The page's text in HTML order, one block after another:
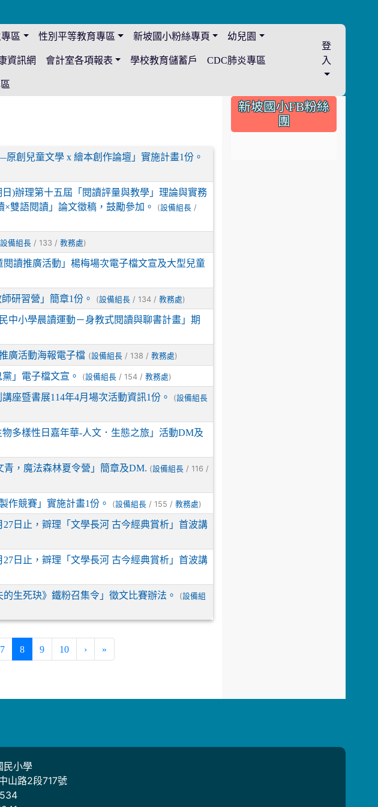
區 性別平等教育專區 新坡國小粉絲專頁 幼兒園
資訊網 會計室各項報表 學校教育儲蓄戶 CDC肺炎專區
登
入
創兒童文學 x 繪本創作論壇」實施計畫1份。
)辦理第十五屆「閱讀評量與教學」理論與實務
雙語閱讀」論文徵稿，鼓勵參加。
(設備組長/
設備組長 / 133 /教務處)
讀推廣活動」楊梅場次電子檔文宣及大型兒童
研習營」簡章1份。 (設備組長 / 134 /教務處)
中小學晨讀運動－身教式閱讀與聊書計畫」期
廣活動海報電子檔 (設備組長 / 138 /教務處)
」電子檔文宣。 (設備組長 / 154 /教務處)
座暨書展114年4月場次活動資訊1份。 (設備組長
多樣性日嘉年華-人文．生態之旅」活動DM及
青，魔法森林夏令營」簡章及DM. (設備組長 / 116 /
作競賽」實施計畫1份。 (設備組長 / 155 /教務處)
日止，辧理「文學長河 古今經典賞析」首波講
日止，辧理「文學長河 古今經典賞析」首波講
生死玦》鐵粉召集令」徵文比賽辦法。 (設備組
7 8(current)
9 10 › »
:::
新坡國小FB粉絲
團
民小學
山路2段717號